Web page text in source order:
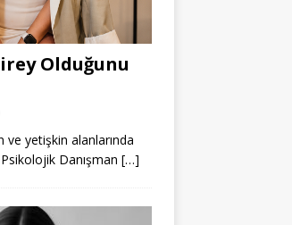
Olduğunu
ve yetişkin alanlarında
Danışman […]